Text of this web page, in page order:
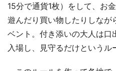
15分で通貨1枚）をして、お
遊んだり買い物したりしなが
ベント。付き添いの大人は口
入場し、見守るだけというル